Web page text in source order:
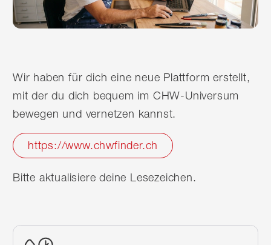
Wir haben für dich eine neue Plattform erstellt,
mit der du dich bequem im CHW-Universum
bewegen und vernetzen kannst.
https://www.chwfinder.ch
Bitte aktualisiere deine Lesezeichen.